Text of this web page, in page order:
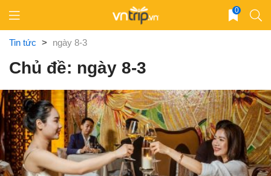
content
0
Tin tức > ngày 8-3
Chủ đề: ngày 8-3